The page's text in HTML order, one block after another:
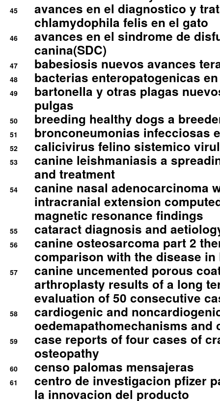
45
avances en el diagnostico y
chlamydophila felis en el gato
46
avances en el sindrome de
canina(SDC)
47 babesiosis nuevos avances
48 bacterias enteropatogenicas
49
bartonella y otras plagas
pulgas
50 breeding healthy dogs a
51 bronconeumonias infecciosas
52 calicivirus felino sistemico
53
canine leishmaniasis a
and treatment
54
canine nasal adenocarcinoma
intracranial extension
magnetic resonance findings
55 cataract diagnosis and
56
canine osteosarcoma part 2
comparison with the disease in
57
canine uncemented porous
arthroplasty results of a long
evaluation of 50 consecutive
58
cardiogenic and
oedemapathomechanisms and
59
case reports of four cases of
osteopathy
60 censo palomas mensajeras
61
centro de investigacion pfizer
la innovacion del producto